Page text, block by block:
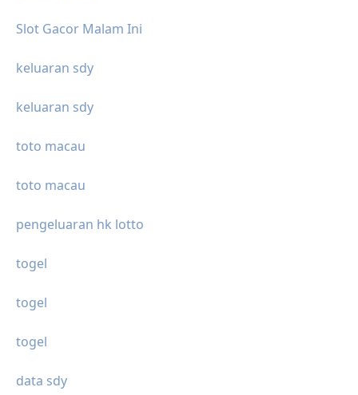
Slot Gacor Malam Ini
keluaran sdy
keluaran sdy
toto macau
toto macau
pengeluaran hk lotto
togel
togel
togel
data sdy